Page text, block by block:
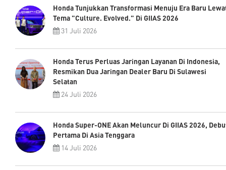
Honda Tunjukkan Transformasi Menuju Era Baru
Tema "Culture. Evolved." Di GIIAS 2026
31 Juli 2026
Honda Terus Perluas Jaringan Layanan Di Indonesia,
Resmikan Dua Jaringan Dealer Baru Di Sulawesi
Selatan
24 Juli 2026
Honda Super-ONE Akan Meluncur Di GIIAS 2026,
Pertama Di Asia Tenggara
14 Juli 2026